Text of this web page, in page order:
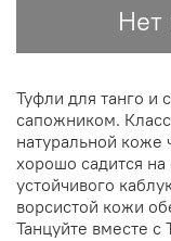
Нет
Туфли для танго и
сапожником.
натуральной коже
хорошо садится
устойчивого
ворсистой кожи
Танцуйте вместе с